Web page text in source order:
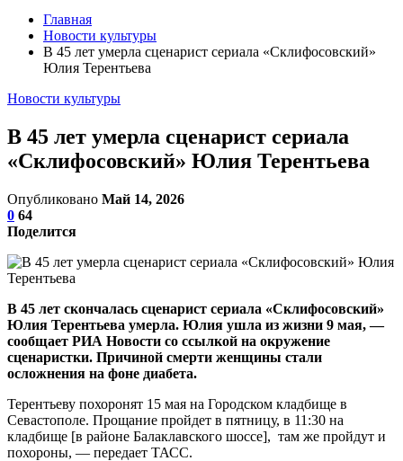
Главная
Новости культуры
В 45 лет умерла сценарист сериала «Склифосовский»
Юлия Терентьева
Новости культуры
В 45 лет умерла сценарист сериала
«Склифосовский» Юлия Терентьева
Опубликовано Май 14, 2026
0 64
Поделится
В 45 лет скончалась сценарист сериала «Склифосовский»
Юлия Терентьева умерла. Юлия ушла из жизни 9 мая, —
сообщает РИА Новости со ссылкой на окружение
сценаристки. Причиной смерти женщины стали
осложнения на фоне диабета.
Терентьеву похоронят 15 мая на Городском кладбище в
Севастополе. Прощание пройдет в пятницу, в 11:30 на
кладбище [в районе Балаклавского шоссе], там же пройдут и
похороны, — передает ТАСС.